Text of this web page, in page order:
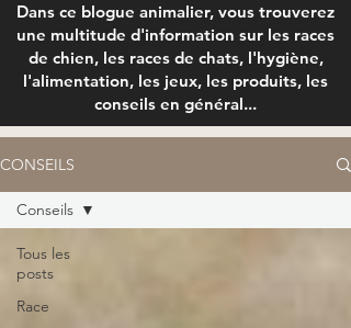
Dans ce blogue animalier, vous trouverez
une multitude d'information sur les races
de chien, les races de chats, l'hygiène,
l'alimentation, les jeux, les produits, les
conseils en général...
CONSEILS
Tous les
posts
Race
Conseils